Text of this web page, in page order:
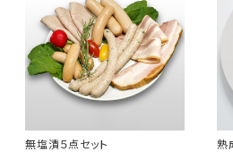
無塩漬５点セット 熟